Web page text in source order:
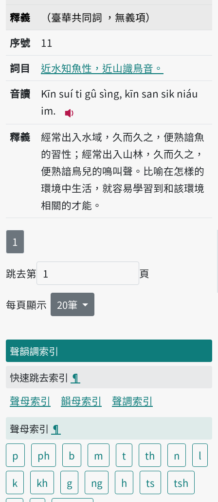
釋義
（臺華共同詞 ，無義項）
序號11近水知魚性，近山識鳥音。
序號
11
詞目
近水知魚性，近山識鳥音。
音讀
Kīn suí ti gû sìng, kīn san sik niáu
im.
播放音讀Kīn suí ti gû sìng, kīn
釋義
經常出入水域，久而久之，便熟諳魚
的習性；經常出入山林，久而久之，
便熟諳鳥兒的鳴叫聲。比喻在怎樣的
環境中生活，就容易學習到和該環境
相關的才能。
第
1
跳去第
頁碼
頁
每頁顯示 20筆
聲韻調索引
快速跳去索引 ¶
聲母索引
韻母索引
聲調索引
聲母索引 ¶
p
ph b m t th n
l
k
kh g ng h ts
tsh